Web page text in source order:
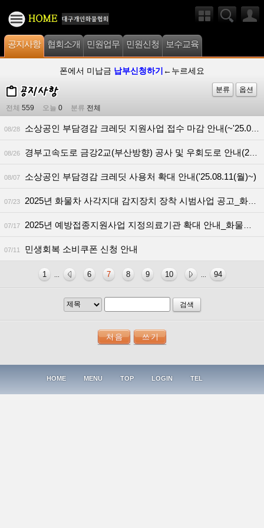
공지사항 협회소개 민원업무 민원신청 보수교육
폰에서 미납금 납부신청하기 ←누르세요
분류 옵션
전체 559 오늘 0 분류 전체
08/28 소상공인 부담경감 크레딧 지원사업 접수 마감 안내(~'25.08.29.(금) 19:59)
08/26 경부고속도로 금강2교(부산방향) 공사 및 우회도로 안내(25.09.01.~09.24.)
08/07 소상공인 부담경감 크레딧 사용처 확대 안내('25.08.11(월)~)
07/23 2025년 화물차 사각지대 감지장치 장착 시범사업 공고_화물복지재단
07/17 2025년 예방접종지원사업 지정의료기관 확대 안내_화물복지재단
07/11 민생회복 소비쿠폰 신청 안내
1 ... 6 7 8 9 10 ... 94
검색
HOME MENU TOP LOGIN TEL